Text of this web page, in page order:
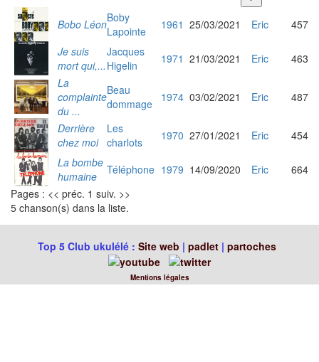
Bobo LéonBoby
Lapointe
1961 25/03/2021 Eric
457
Je suis
mort qui,...
Jacques
Higelin
1971 21/03/2021 Eric
463
La
complainte
du ...
Beau
dommage
1974 03/02/2021 Eric 487
Derrière
chez moi
Les
charlots
1970 27/01/2021 Eric
454
La bombe
humaine
Téléphone 1979 14/09/2020 Eric
664
Pages : << préc. 1 suiv. >>
5 chanson(s) dans la liste.
Top 5 Club ukulélé : Site web | padlet | partoches
Mentions légales